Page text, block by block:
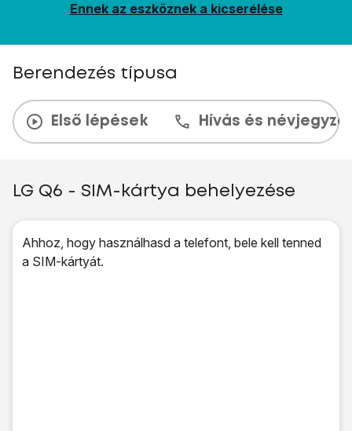
Ennek az eszköznek a kicserélése
Berendezés típusa
Első lépések Hívás és
LG Q6 - SIM-kártya behelyezése
Ahhoz, hogy használhasd a telefont, bele kell tenned
a SIM-kártyát.